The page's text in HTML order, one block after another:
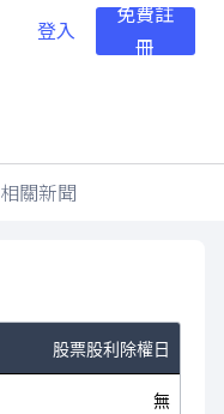
登入
免費註
冊
相關新聞
股票股利除權日
無